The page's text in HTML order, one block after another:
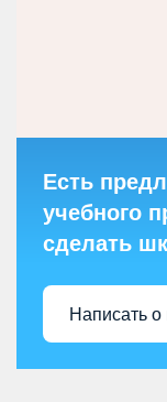
Есть
учебного
сделать
Написать